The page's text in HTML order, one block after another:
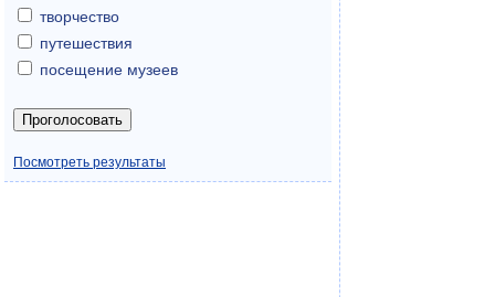
творчество
путешествия
посещение музеев
Посмотреть результаты